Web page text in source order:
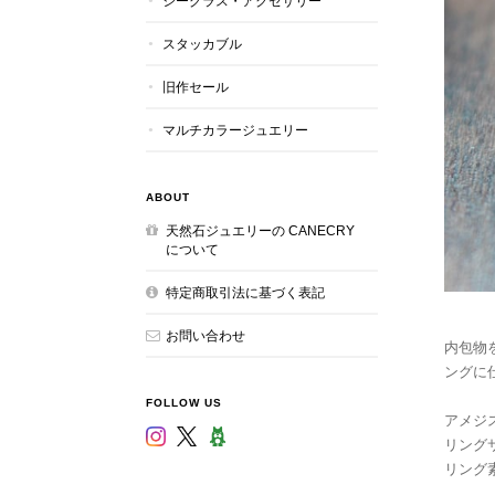
内包物
ングに
アメジ
リング
リング
スタッカブル
旧作セール
マルチカラージュエリー
ABOUT
天然石ジュエリーの CANECRY
について
特定商取引法に基づく表記
お問い合わせ
FOLLOW US